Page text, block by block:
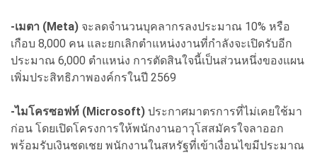
-เมตา (Meta) จะลดจำนวนบุคลากรลงประมาณ 10% หรือ
เกือบ 8,000 คน และยกเลิกตำแหน่งงานที่กำลังจะเปิดรับอีก
ประมาณ 6,000 ตำแหน่ง การตัดสินใจนี้เป็นส่วนหนึ่งของแผน
เพิ่มประสิทธิภาพองค์กรในปี 2569
-ไมโครซอฟท์ (Microsoft) ประกาศมาตรการที่ไม่เคยใช้มา
ก่อน โดยเปิดโครงการให้พนักงานอาวุโสสมัครใจลาออก
พร้อมรับเงินชดเชย พนักงานในสหรัฐที่เข้าเงื่อนไขมีประมาณ